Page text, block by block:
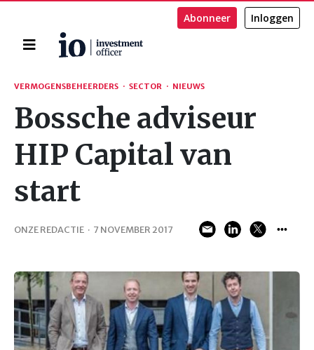
Home
Abonneer Inloggen
Zoeken
VERMOGENSBEHEERDERS · SECTOR · NIEUWS
Bossche adviseur
HIP Capital van
start
ONZE REDACTIE · 7 NOVEMBER 2017